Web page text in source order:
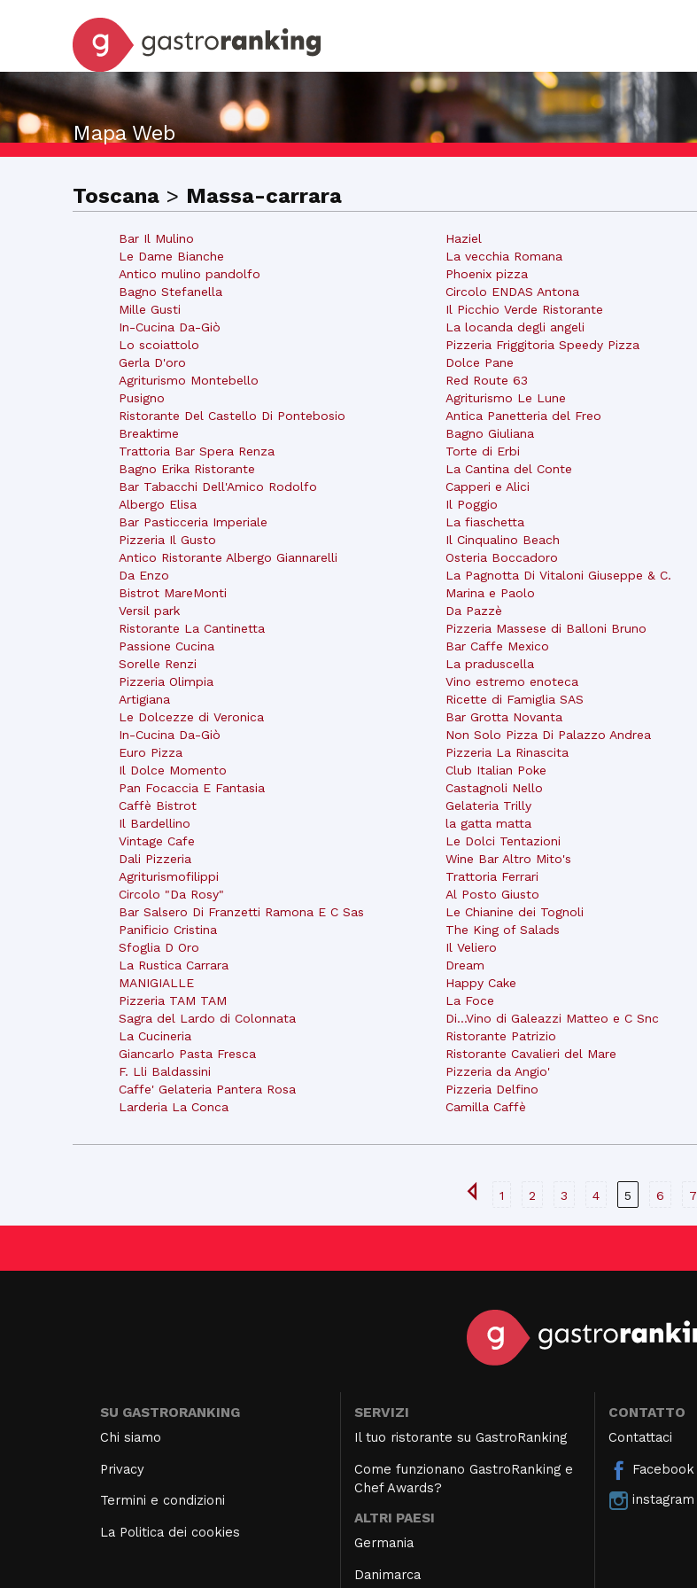
Mapa Web
Toscana > Massa-carrara
Bar Il Mulino
Le Dame Bianche
Antico mulino pandolfo
Bagno Stefanella
Mille Gusti
In-Cucina Da-Giò
Lo scoiattolo
Gerla D'oro
Agriturismo Montebello
Pusigno
Ristorante Del Castello Di Pontebosio
Breaktime
Trattoria Bar Spera Renza
Bagno Erika Ristorante
Bar Tabacchi Dell'Amico Rodolfo
Albergo Elisa
Bar Pasticceria Imperiale
Pizzeria Il Gusto
Antico Ristorante Albergo Giannarelli
Da Enzo
Bistrot MareMonti
Versil park
Ristorante La Cantinetta
Passione Cucina
Sorelle Renzi
Pizzeria Olimpia
Artigiana
Le Dolcezze di Veronica
In-Cucina Da-Giò
Euro Pizza
Il Dolce Momento
Pan Focaccia E Fantasia
Caffè Bistrot
Il Bardellino
Vintage Cafe
Dali Pizzeria
Agriturismofilippi
Circolo "Da Rosy"
Bar Salsero Di Franzetti Ramona E C Sas
Panificio Cristina
Sfoglia D Oro
La Rustica Carrara
MANIGIALLE
Pizzeria TAM TAM
Sagra del Lardo di Colonnata
La Cucineria
Giancarlo Pasta Fresca
F. Lli Baldassini
Caffe' Gelateria Pantera Rosa
Larderia La Conca
Haziel
La vecchia Romana
Phoenix pizza
Circolo ENDAS Antona
Il Picchio Verde Ristorante
La locanda degli angeli
Pizzeria Friggitoria Speedy Pizza
Dolce Pane
Red Route 63
Agriturismo Le Lune
Antica Panetteria del Freo
Bagno Giuliana
Torte di Erbi
La Cantina del Conte
Capperi e Alici
Il Poggio
La fiaschetta
Il Cinqualino Beach
Osteria Boccadoro
La Pagnotta Di Vitaloni Giuseppe & C.
Marina e Paolo
Da Pazzè
Pizzeria Massese di Balloni Bruno
Bar Caffe Mexico
La praduscella
Vino estremo enoteca
Ricette di Famiglia SAS
Bar Grotta Novanta
Non Solo Pizza Di Palazzo Andrea
Pizzeria La Rinascita
Club Italian Poke
Castagnoli Nello
Gelateria Trilly
la gatta matta
Le Dolci Tentazioni
Wine Bar Altro Mito's
Trattoria Ferrari
Al Posto Giusto
Le Chianine dei Tognoli
The King of Salads
Il Veliero
Dream
Happy Cake
La Foce
Di...Vino di Galeazzi Matteo e C Snc
Ristorante Patrizio
Ristorante Cavalieri del Mare
Pizzeria da Angio'
Pizzeria Delfino
Camilla Caffè
1 2 3 4 5 6 7
SU GASTRORANKING
Chi siamo
Privacy
Termini e condizioni
La Politica dei cookies
SERVIZI
Il tuo ristorante su GastroRanking
Come funzionano GastroRanking e
Chef Awards?
ALTRI PAESI
Germania
Danimarca
CONTATTO
Contattaci
Facebook
instagram